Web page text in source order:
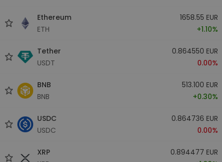
Ethereum
ETH
1658.55 EUR
+1.10%
Tether
USDT
0.864550 EUR
0.00%
BNB
BNB
513.100 EUR
+0.30%
USDC
USDC
0.864736 EUR
0.00%
XRP
0.894477 EUR